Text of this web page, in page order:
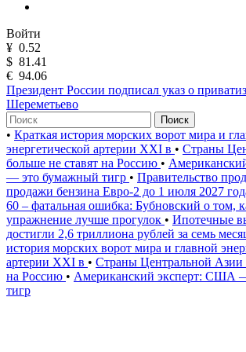
Войти
¥ 0.52
$ 81.41
€ 94.06
Президент России подписал указ о
Шереметьево
Поиск
• Краткая история морских ворот мира и
энергетической артерии XXI в • Страны
больше не ставят на Россию •
— это бумажный тигр • Правительство
продажи бензина Евро-2 до 1 июля 2027
60 – фатальная ошибка: Бубновский о том,
упражнение лучше прогулок • Ипотечные
достигли 2,6 триллиона рублей за семь
история морских ворот мира и главной
артерии XXI в • Страны Центральной Азии
на Россию • Американский эксперт: США
тигр